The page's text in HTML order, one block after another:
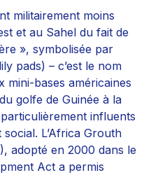
militairement moins
et au Sahel du fait de
», symbolisée par
pads) – c’est le nom
mini-bases américaines
golfe de Guinée à la
influents
L’Africa Grouth
adopté en 2000 dans le
Act a permis